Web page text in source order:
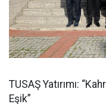
TUSAŞ Yatırımı:
Eşik”